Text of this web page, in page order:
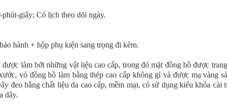
giây; Có lịch theo dõi ngày.
hành + hộp phụ kiện sang trọng đi kèm.
được làm bởi những vật liệu cao cấp, trong đó mặt đồng hồ được
vỏ đồng hồ làm bằng thép cao cấp không gỉ và được mạ vàng
đeo bằng chất liệu da cao cấp, mềm mại, có sử dụng kiểu khóa cài
dây.